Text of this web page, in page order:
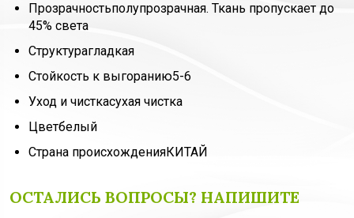
Прозрачностьполупрозрачная. Ткань пропускает до
45% света
Структурагладкая
Стойкость к выгоранию5-6
Уход и чисткасухая чистка
Цветбелый
Страна происхожденияКИТАЙ
ОСТАЛИСЬ ВОПРОСЫ? НАПИШИТЕ